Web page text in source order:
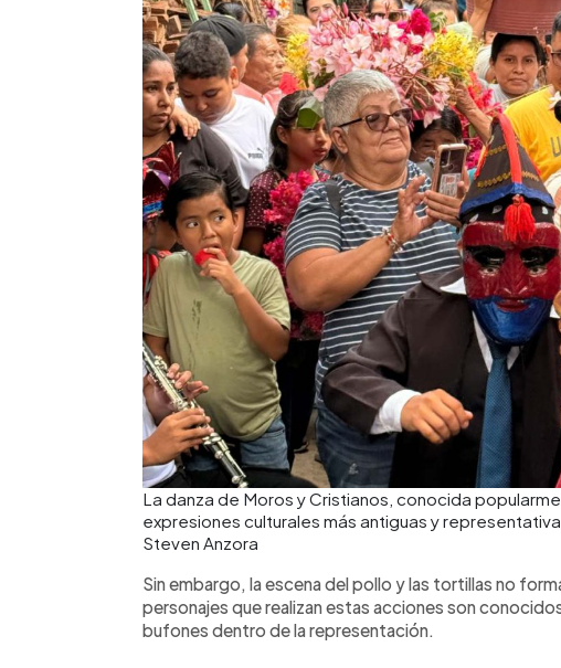
La danza de Moros y Cristianos, conocida
expresiones culturales más antiguas y
Steven Anzora
Sin embargo, la escena del pollo y las tortillas no
personajes que realizan estas acciones son
bufones dentro de la representación.